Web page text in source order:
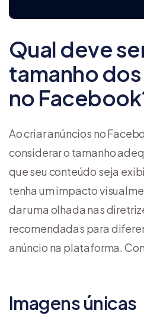
Qual deve
tamanho
no
Ao criar anúncios no
considerar o tamanho
que seu conteúdo seja
tenha um impacto
dar uma olhada nas
recomendadas para
anúncio na plataforma.
Imagens únicas